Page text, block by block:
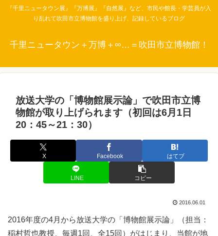
『千里ニュータウン展』『万博展』『自然展』など、市民や館長・学芸員が入
り乱れて吹田市立博物館を盛り上げ、記録しているブログ
千里ニュータウン＋万博＋∞…＝吹田市立博物館！
放送大学の「博物館展示論」で吹田市立博
物館が取り上げられます（初回は6月1日
20：45～21：30）
X Facebook はてブ
LINE コピー
2016.06.01
2016年度の4月から放送大学の「博物館展示論」（担当：
稲村哲也教授、毎週1回、全15回）がはじまり、当館が地